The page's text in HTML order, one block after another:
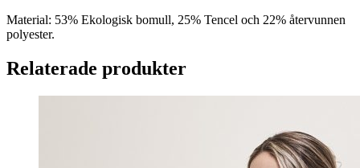
Material: 53% Ekologisk bomull, 25% Tencel och 22% återvunnen
polyester.
Relaterade produkter